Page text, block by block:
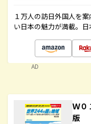
１万人の訪日外国人を
い日本の魅力が満載。
AD
Ｗ
版